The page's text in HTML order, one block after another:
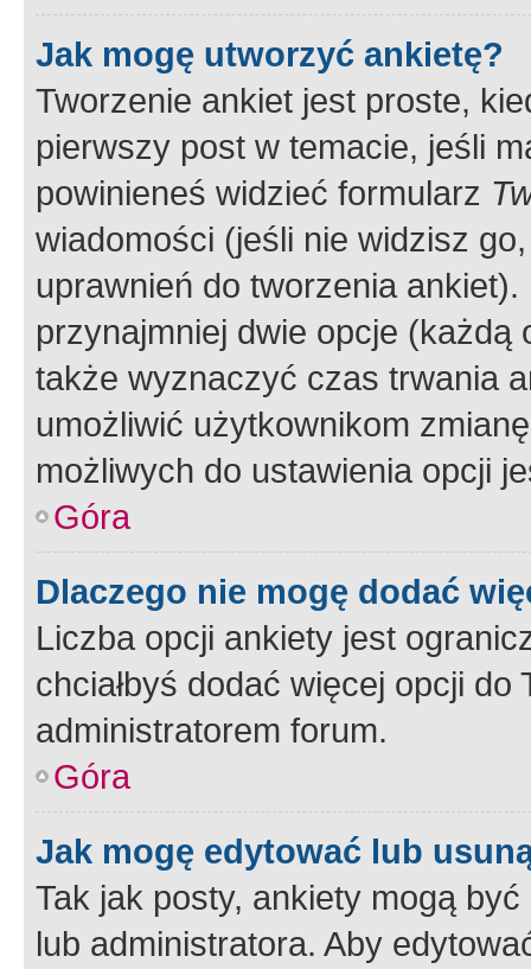
Jak mogę utworzyć ankietę?
Tworzenie ankiet jest proste,
pierwszy post w temacie, jeśli
powinieneś widzieć formularz
wiadomości (jeśli nie widzisz
uprawnień do tworzenia
przynajmniej dwie opcje
także wyznaczyć czas trwania
umożliwić użytkownikom
możliwych do ustawienia opcji
Góra
Dlaczego nie mogę dodać
Liczba opcji ankiety jest
chciałbyś dodać więcej opcji
administratorem forum.
Góra
Jak mogę edytować lub
Tak jak posty, ankiety mogą
lub administratora. Aby